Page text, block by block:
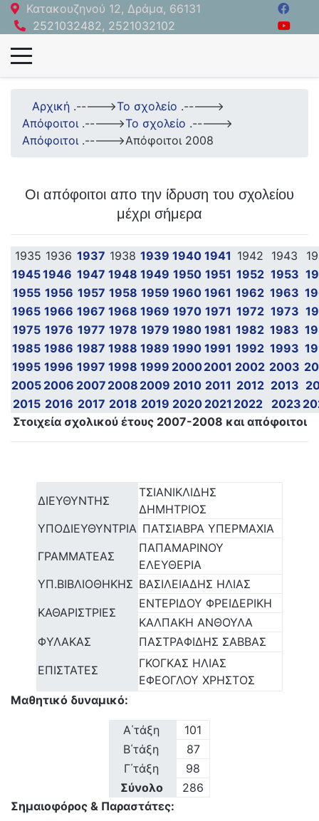
Κατακουζηνού 12, Δράμα, 66131
2521032482, 2521032102
Αρχική .----->Το σχολείο .----->
Απόφοιτοι .----->Το σχολείο .----->
Απόφοιτοι .----->Απόφοιτοι 2008
Οι απόφοιτοι απο την ίδρυση του σχολείου
μέχρι σήμερα
1935 1936 1937 1938 1939 1940 1941 1942 1943
19451946 1947 1948 1949 1950 1951 1952 1953
1955 1956 1957 1958 1959 1960 1961 1962 1963
1965 1966 1967 1968 1969 1970 1971 1972 1973
1975 1976 1977 1978 1979 1980 1981 1982 1983
1985 1986 1987 1988 1989 1990 1991 1992 1993
1995 1996 1997 1998 1999 20002001 2002 2003
2005 2006 2007 2008 2009 2010 2011 2012 2013
2015 2016 2017 2018 2019 2020 2021 2022 2023
Στοιχεία σχολικού έτους 2007-2008 και απόφοιτοι
ΔΙΕΥΘΥΝΤΗΣ
ΤΣΙΑΝΙΚΛΙΔΗΣ
ΔΗΜΗΤΡΙΟΣ
ΥΠΟΔΙΕΥΘΥΝΤΡΙΑ ΠΑΤΣΙΑΒΡΑ ΥΠΕΡΜΑΧΙΑ
ΓΡΑΜΜΑΤΕΑΣ
ΠΑΠΑΜΑΡΙΝΟΥ
ΕΛΕΥΘΕΡΙΑ
ΥΠ.ΒΙΒΛΙΟΘΗΚΗΣ ΒΑΣΙΛΕΙΑΔΗΣ ΗΛΙΑΣ
ΚΑΘΑΡΙΣΤΡΙΕΣ
ΕΝΤΕΡΙΔΟΥ ΦΡΕΙΔΕΡΙΚΗ
ΚΑΛΠΑΚΗ ΑΝΘΟΥΛΑ
ΦΥΛΑΚΑΣ
ΕΠΙΣΤΑΤΕΣ
ΠΑΣΤΡΑΦΙΔΗΣ ΣΑΒΒΑΣ
ΓΚΟΓΚΑΣ ΗΛΙΑΣ
ΕΦΕΟΓΛΟΥ ΧΡΗΣΤΟΣ
Μαθητικό δυναμικό:
Α΄τάξη
101
Β΄τάξη
87
Γ΄τάξη
98
Σύνολο
286
Σημαιοφόρος & Παραστάτες: